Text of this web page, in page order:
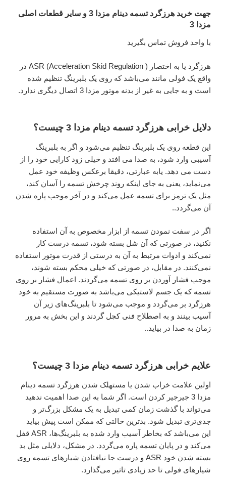
جهت خرید هرزگرد تسمه دینام مزدا 3 و سایر قطعات اصلی
مزدا 3
با واحد فروش تماس بگیرید
هرزگرد یا به اختصار ASR (Acceleration Skid Regulation ) در
واقع یک فولی مانند می‌باشد که روی یک بلبرینگ تنظیم شده
است و به جایی به غیر از بدنه موتور مزدا 3 اتصال دیگری ندارد.
دلایل خرابی هرزگرد تسمه دینام مزدا 3 چیست؟
این قطعه روی یک بلبرینگ تنظیم می‌شود و اگر به بلبرینگ
آسیبی وارد شود، به صدا می افتد و خیلی زود کارایی خود را از
دست می دهد. یابه عبارتی، دقیقا برعکس وظیفه خود عمل
می‌نماید، یعنی به جای اینکه روند چرخش تسمه را آسان کند،
مثل یک ترمز برای تسمه عمل می‌کند و در آخر موجب پاره شدن
آن می‌گردد..
اگر در سفت‌ نمودن تسمه از ابزار مخصوص به آن استفاده
نکنید، در صورتی که آن شل بسته‌ شود، تسمه درست کار
نمی‌کند و ادوات مرتبط به آن به درستی از قدرت موتور استفاده
نمی‌کنند. در مقابل، در صورتی که خیلی محکم بسته شوند،
موجب فشار آوردن بر روی تسمه می‌گردند. اعمال فشار بر روی
تسمه که یک جسم لاستیکی می‌باشد به صورت مستقیم به خود
هرزگرد بر می‌گردد و موجب می‌شود تا بلبرینگ‌های زیر آن
آسیب بینند و به اصطلاح فنی کچل گردند و این بخش به مرور
زمان به صدا در بیاید..
علایم خرابی هرزگرد تسمه دینام مزدا 3 چیست؟
اولین علامت خراب شدن یا مستهلک شدن هرزگرد تسمه دینام
مزدا 3 جیرجیر کردن است. اگر شما به این صدا اهمیت ندهید
می‌تواند با گذشت زمان کمی تبدیل به یک مشکل بزرگ‌تر و
جدی‌تری تبدیل شود. بدترین حالتی که ممکن است پیش بیاید
این می‌باشد که بخاطر آسیب وارد شده به بلبرینگ‌ها، ASR قفل
می‌کند و در پایان تسمه پاره می‌گردد. در مشکل، دلایلی مثل بد
بسته شدن خود ASR و درست جا نیافتادن شیارهای تسمه روی
شیارهای فولی تا حد زیادی تاثیر می‌گذارد.